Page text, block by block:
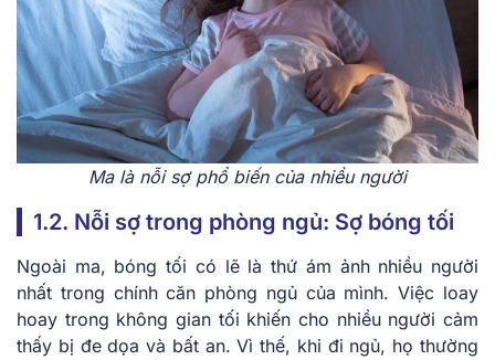
Ma là nỗi sợ phổ biến của nhiều người
1.2. Nỗi sợ trong phòng ngủ: Sợ bóng tối
Ngoài ma, bóng tối có lẽ là thứ ám ảnh nhiều người
nhất trong chính căn phòng ngủ của mình. Việc loay
hoay trong không gian tối khiến cho nhiều người cảm
thấy bị đe dọa và bất an. Vì thế, khi đi ngủ, họ thường